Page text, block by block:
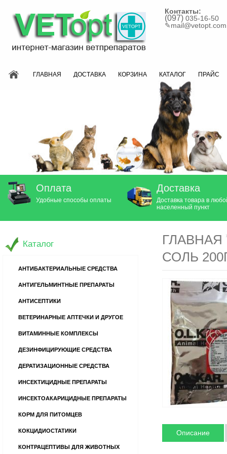
Контакты:
(097) 035-16-50
✎mail@vetopt.com
ГЛАВНАЯ ДОСТАВКА КОРЗИНА КАТАЛОГ ПРАЙС
Оплата
Удобные способы оплаты
Доставка
Доставка товара в
населенный пункт
ГЛАВНАЯ
СОЛЬ
Описание
Каталог
АНТИБАКТЕРИАЛЬНЫЕ СРЕДСТВА
АНТИГЕЛЬМИНТНЫЕ ПРЕПАРАТЫ
АНТИСЕПТИКИ
ВЕТЕРИНАРНЫЕ АПТЕЧКИ И ДРУГОЕ
ВИТАМИННЫЕ КОМПЛЕКСЫ
ДЕЗИНФИЦИРУЮЩИЕ СРЕДСТВА
ДЕРАТИЗАЦИОННЫЕ СРЕДСТВА
ИНСЕКТИЦИДНЫЕ ПРЕПАРАТЫ
ИНСЕКТОАКАРИЦИДНЫЕ ПРЕПАРАТЫ
КОРМ ДЛЯ ПИТОМЦЕВ
КОКЦИДИОСТАТИКИ
КОНТРАЦЕПТИВЫ ДЛЯ ЖИВОТНЫХ